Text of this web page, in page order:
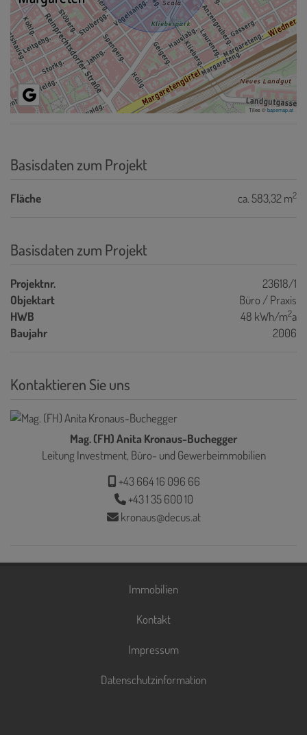
Tiles ©basemap.at
Basisdaten zum Projekt
Fläche ca. 583,32 m2
Basisdaten zum Projekt
Projektnr.
23618/1
Objektart
Büro / Praxis
HWB
48 kWh/m2a
Baujahr
2006
Kontaktieren Sie uns
Mag. (FH) Anita Kronaus-Buchegger
Leitung Investment, Büro- und Gewerbeimmobilien
+43 664 16 096 66
+43 1 35 600 10
kronaus@decus.at
Immobilien
Kontakt
Impressum
Datenschutzinformation